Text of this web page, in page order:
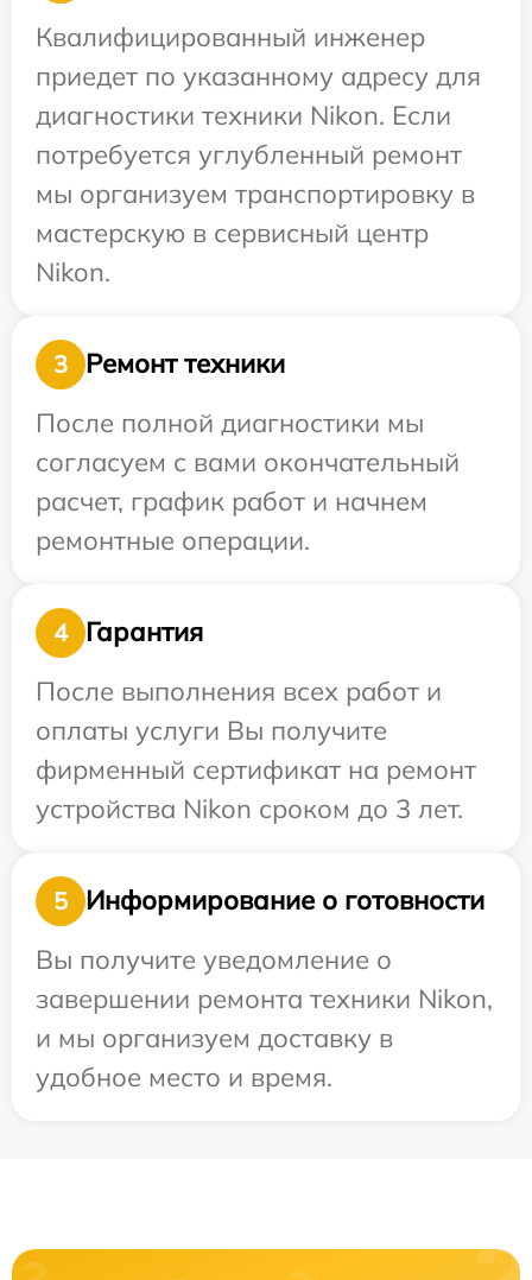
Квалифицированный инженер
приедет по указанному адресу для
диагностики техники Nikon. Если
потребуется углубленный ремонт
мы организуем транспортировку в
мастерскую в сервисный центр
Nikon.
3
Ремонт техники
После полной диагностики мы
согласуем с вами окончательный
расчет, график работ и начнем
ремонтные операции.
4
Гарантия
После выполнения всех работ и
оплаты услуги Вы получите
фирменный сертификат на ремонт
устройства Nikon сроком до 3 лет.
5
Информирование о готовности
Вы получите уведомление о
завершении ремонта техники Nikon,
и мы организуем доставку в
удобное место и время.